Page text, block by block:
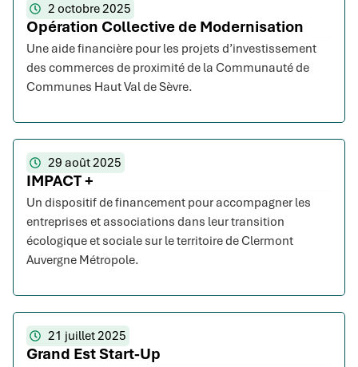
2 octobre 2025
Opération Collective de Modernisation
Une aide financière pour les projets d’investissement
des commerces de proximité de la Communauté de
Communes Haut Val de Sèvre.
29 août 2025
IMPACT +
Un dispositif de financement pour accompagner les
entreprises et associations dans leur transition
écologique et sociale sur le territoire de Clermont
Auvergne Métropole.
21 juillet 2025
Grand Est Start-Up